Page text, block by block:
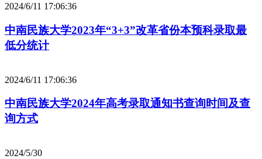
2024/6/11 17:06:36
中南民族大学2023年“3+3”改革省份本预科录取最
低分统计
2024/6/11 17:06:36
中南民族大学2024年高考录取通知书查询时间及查
询方式
2024/5/30